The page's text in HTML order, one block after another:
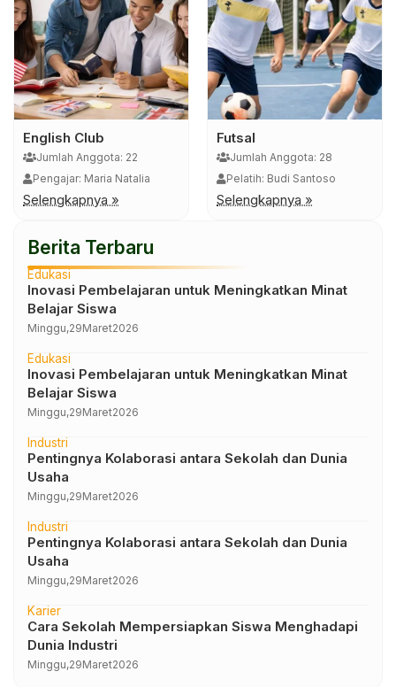
English Club
Jumlah Anggota: 22
Pengajar: Maria Natalia
Selengkapnya »
Futsal
Jumlah Anggota: 28
Pelatih: Budi Santoso
Selengkapnya »
Berita Terbaru
Edukasi
Inovasi Pembelajaran untuk Meningkatkan Minat
Belajar Siswa
Minggu,29Maret2026
Edukasi
Inovasi Pembelajaran untuk Meningkatkan Minat
Belajar Siswa
Minggu,29Maret2026
Industri
Pentingnya Kolaborasi antara Sekolah dan Dunia
Usaha
Minggu,29Maret2026
Industri
Pentingnya Kolaborasi antara Sekolah dan Dunia
Usaha
Minggu,29Maret2026
Karier
Cara Sekolah Mempersiapkan Siswa Menghadapi
Dunia Industri
Minggu,29Maret2026